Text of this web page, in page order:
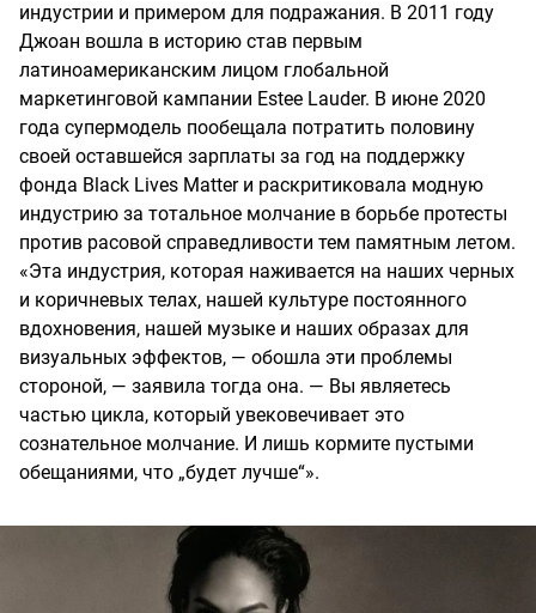
индустрии и примером для подражания. В 2011 году
Джоан вошла в историю став первым
латиноамериканским лицом глобальной
маркетинговой кампании Estee Lauder. В июне 2020
года супермодель пообещала потратить половину
своей оставшейся зарплаты за год на поддержку
фонда Black Lives Matter и раскритиковала модную
индустрию за тотальное молчание в борьбе протесты
против расовой справедливости тем памятным летом.
«Эта индустрия, которая наживается на наших черных
и коричневых телах, нашей культуре постоянного
вдохновения, нашей музыке и наших образах для
визуальных эффектов, — обошла эти проблемы
стороной, — заявила тогда она. — Вы являетесь
частью цикла, который увековечивает это
сознательное молчание. И лишь кормите пустыми
обещаниями, что „будет лучше“».